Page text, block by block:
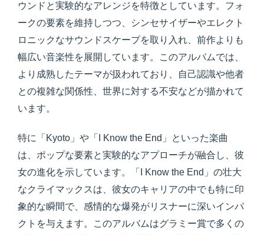
ウンドと実験的なアレンジを特徴としています。フォ
ークの要素を維持しつつ、シンセサイザーやエレクト
ロニックなサウンドスケープを取り入れ、前作よりも
幅広い音楽性を展開しています。このアルバムでは、
より成熟したテーマが扱われており、自己認識や他者
との複雑な関係性、世界に対する不安などが描かれて
います。
特に「Kyoto」や「I Know the End」といった楽曲
は、ポップな要素と実験的なアプローチが融合し、彼
女の進化を示しています。「I Know the End」の壮大
なクライマックスは、彼女のキャリアの中でも特に印
象的な瞬間で、感情的な爆発がリスナーに深いインパ
クトを与えます。このアルバムはグラミー賞で多くの